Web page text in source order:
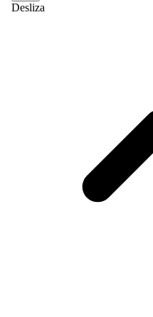
Desliza